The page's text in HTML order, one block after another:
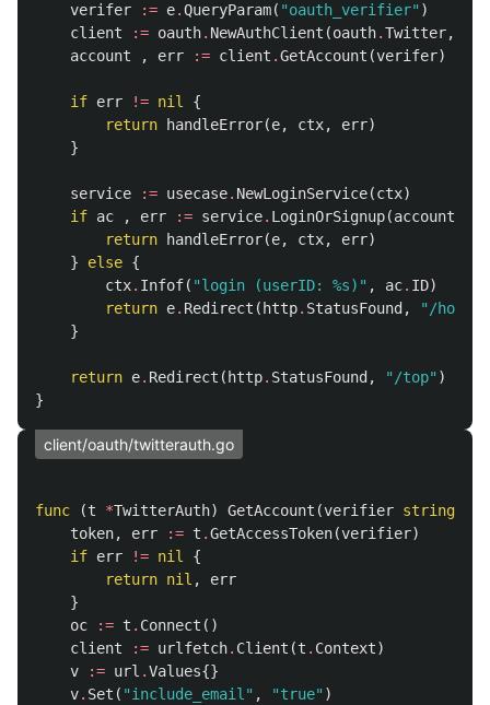
verifer
:= e.QueryParam( "oauth_verifier" )
client
:= oauth. NewAuthClient (oauth.Twitter,
account
, err := client .GetAccount (verifer)
if err != nil
{
return
handleError(e, ctx, err)
}
service := usecase. NewLoginService(ctx)
if ac , err := service. LoginOrSignup(account
return
handleError(e, ctx, err)
}
else {
ctx. Infof( "login (userID: %s)" , ac. ID)
return e. Redirect ( http. StatusFound , "/home"
}
return e. Redirect ( http. StatusFound , "/top" )
}
client/oauth/twitterauth.go
func (t *TwitterAuth) GetAccount (verifier string
token, err := t .GetAccessToken(verifier)
if err != nil
{
return nil ,
err
}
oc
:= t . Connect ()
client
:= urlfetch. Client (t . Context)
v
:= url .Values{}
v. Set ( "include_email" , "true" )